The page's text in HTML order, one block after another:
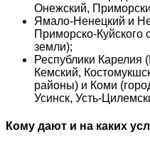
Онежский,
Ямало-Ненецкий и
Приморско-Куйского
земли);
Республики Карелия
Кемский,
районы) и Коми
Усинск, Усть-
Кому дают и на каких